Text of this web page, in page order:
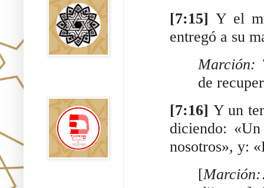
[7:15] Y el
entregó a su
Marción:
de
[7:16] Y un
diciendo:
nosotros», y:
[Marción: